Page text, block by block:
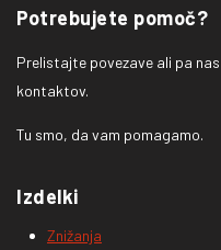
Potrebujete pomoč?
Prelistajte povezave ali pa
kontaktov.
Tu smo, da vam pomagamo.
Izdelki
Znižanja